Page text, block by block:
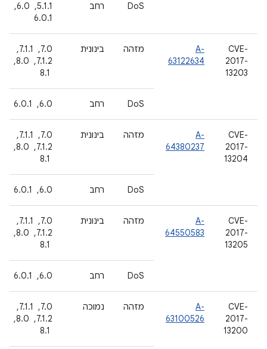
DoS רחב
5.1.1, ‏ 6.0, ‏
6.0.1
CVE-
2017-
13203
A-
63122634
מזהה בינונית
7.0, ‏ 7.1.1, ‏
7.1.2, ‏ 8.0,
DoS רחב 6.0, ‏ 6.0.1
CVE-
2017-
13204
A-
64380237
מזהה בינונית
7.0, ‏ 7.1.1, ‏
7.1.2, ‏ 8.0,
DoS רחב 6.0, ‏ 6.0.1
CVE-
2017-
13205
A-
64550583
מזהה בינונית
7.0, ‏ 7.1.1, ‏
7.1.2, ‏ 8.0,
DoS רחב 6.0, ‏ 6.0.1
CVE-
2017-
13200
A-
63100526
מזהה נמוכה
7.0, ‏ 7.1.1, ‏
7.1.2, ‏ 8.0,